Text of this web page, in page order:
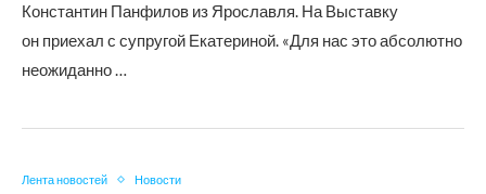
Константин Панфилов из Ярославля. На Выставку
он приехал с супругой Екатериной. «Для нас это абсолютно
неожиданно …
Лента новостей Новости